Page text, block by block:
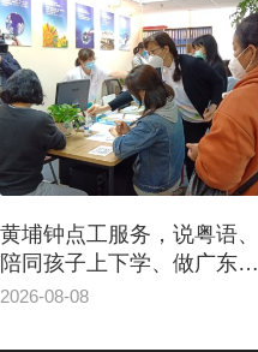
黄埔钟点工服务，说粤语、
陪同孩子上下学、做广东佳
肴
2026-08-08